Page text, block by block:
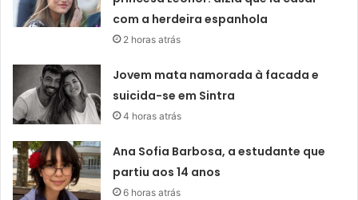
com a herdeira espanhola
2 horas atrás
Jovem mata namorada à facada e
suicida-se em Sintra
4 horas atrás
Ana Sofia Barbosa, a estudante que
partiu aos 14 anos
6 horas atrás